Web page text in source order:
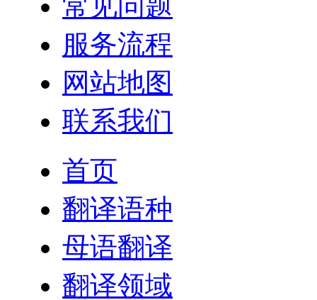
服务流程
网站地图
联系我们
首页
翻译语种
母语翻译
翻译领域